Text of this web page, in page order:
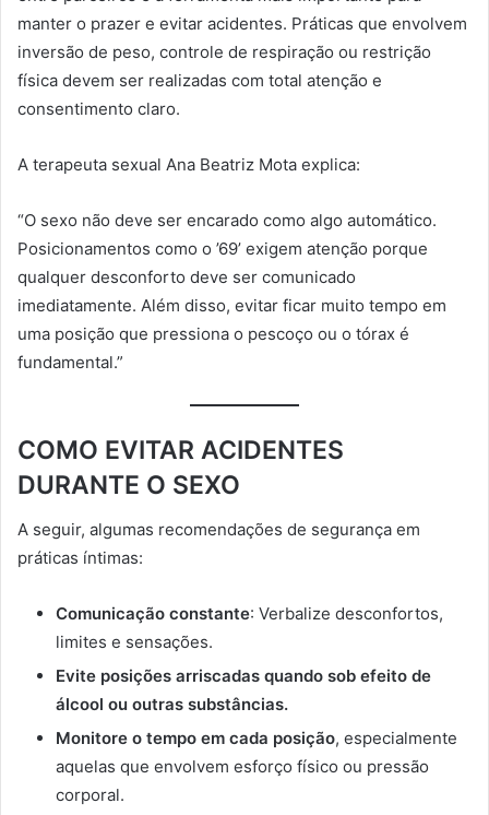
manter o prazer e evitar acidentes. Práticas que envolvem
inversão de peso, controle de respiração ou restrição
física devem ser realizadas com total atenção e
consentimento claro.
A terapeuta sexual Ana Beatriz Mota explica:
“O sexo não deve ser encarado como algo automático.
Posicionamentos como o ’69’ exigem atenção porque
qualquer desconforto deve ser comunicado
imediatamente. Além disso, evitar ficar muito tempo em
uma posição que pressiona o pescoço ou o tórax é
fundamental.”
COMO EVITAR ACIDENTES
DURANTE O SEXO
A seguir, algumas recomendações de segurança em
práticas íntimas:
Comunicação constante: Verbalize desconfortos,
limites e sensações.
Evite posições arriscadas quando sob efeito de
álcool ou outras substâncias.
Monitore o tempo em cada posição, especialmente
aquelas que envolvem esforço físico ou pressão
corporal.